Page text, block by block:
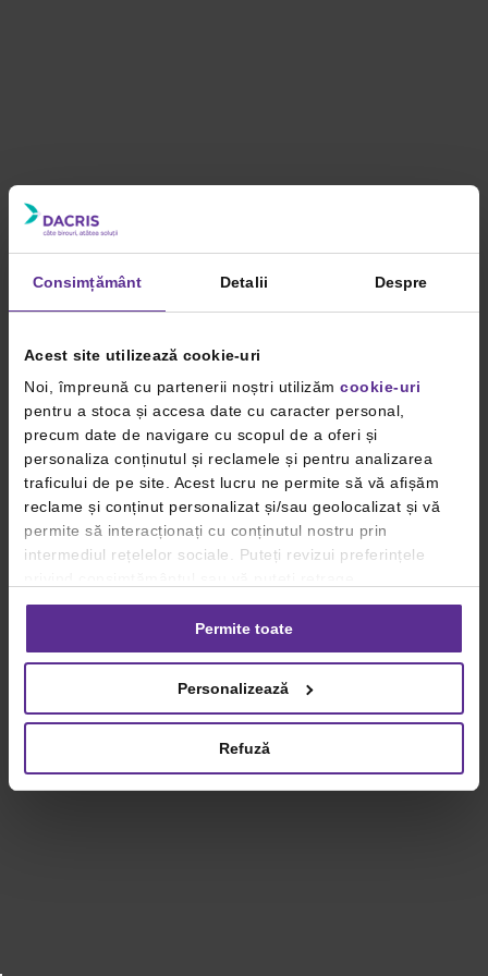
Consimțământ Detalii Despre
Acest site utilizează cookie-uri
Noi, împreună cu partenerii noștri utilizăm cookie-uri
pentru a stoca și accesa date cu caracter personal,
precum date de navigare cu scopul de a oferi și
personaliza conținutul și reclamele și pentru analizarea
traficului de pe site. Acest lucru ne permite să vă afișăm
reclame și conținut personalizat și/sau geolocalizat și vă
permite să interacționați cu conținutul nostru prin
intermediul rețelelor sociale. Puteți revizui preferințele
consimțământul oricând, făcând click pe linkul către
setările dvs. de cookie-uri.
privind utilizarea modulelor cookie.Detalii
Permite toate
Personalizează
Refuză